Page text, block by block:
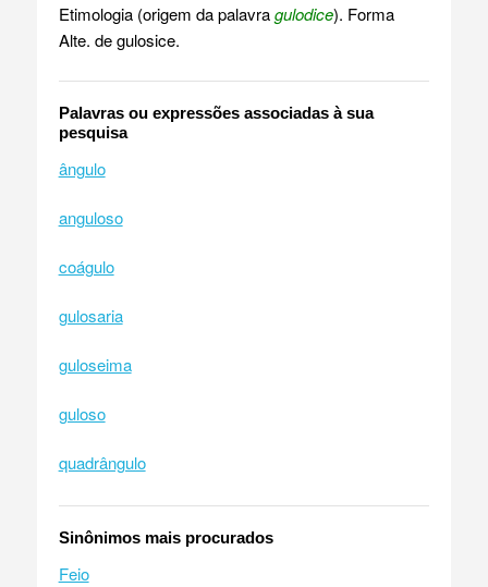
Etimologia (origem da palavragulodice). Forma
Alte. de gulosice.
Palavras ou expressões associadas à sua
pesquisa
ângulo
anguloso
coágulo
gulosaria
guloseima
guloso
quadrângulo
Sinônimos mais procurados
Feio